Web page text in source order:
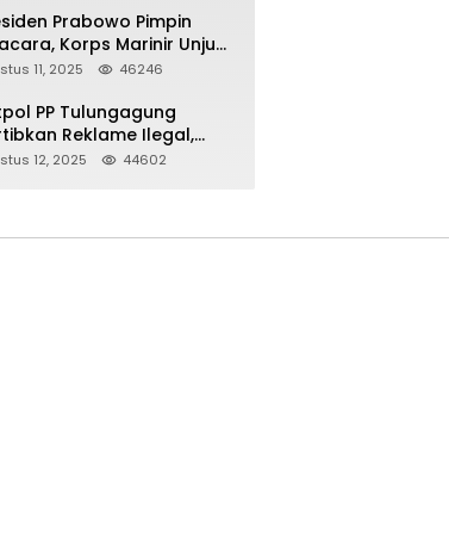
Prabowo Pimpin
Korps Marinir Unjuk
dan Resmikan
11, 2025 46246
PP Tulungagung
Reklame Ilegal,
Kota yang Rapi
12, 2025 44602